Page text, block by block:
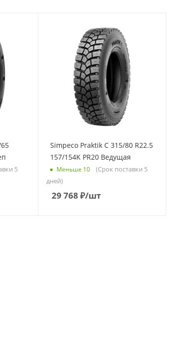
5
Simpeco Praktik C 315/80 R22.5
157/154K PR20 Ведущая
Меньше 10
(Срок поставки 5
дней)
29 768 ₽/шт